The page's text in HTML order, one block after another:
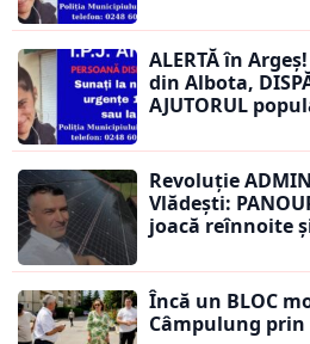
ALERTĂ în
din Albota,
AJUTORUL
Revoluție
Vlădești:
joacă reînnoite
Încă un BLOC
Câmpulung prin